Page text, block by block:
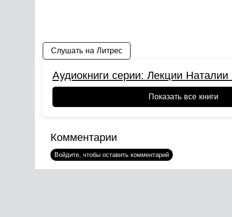
Слушать на Литрес
Аудиокниги серии: Лекции Наталии
Показать все книги
Комментарии
Войдите, чтобы оставить комментарий